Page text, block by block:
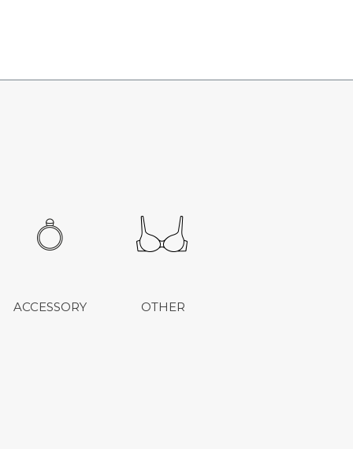
ACCESSORY OTHER